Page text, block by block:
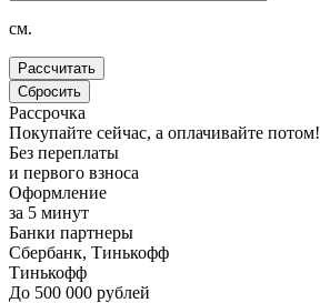
см.
Рассрочка
Покупайте сейчас, а оплачивайте потом!
Без переплаты
и первого взноса
Оформление
за 5 минут
Банки партнеры
Сбербанк, Тинькофф
Тинькофф
До 500 000 рублей